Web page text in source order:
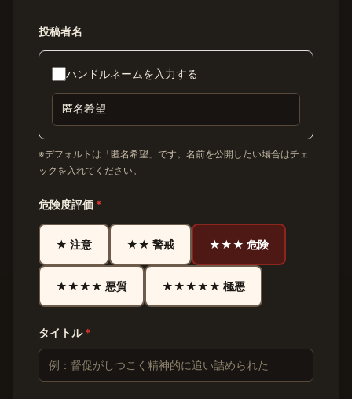
投稿者名
ハンドルネームを入力する
※デフォルトは「匿名希望」です。名前を公開したい場合はチェ
ックを入れてください。
危険度評価 *
★ 注意 ★★ 警戒 ★★★ 危険
★★★★ 悪質 ★★★★★ 極悪
タイトル*